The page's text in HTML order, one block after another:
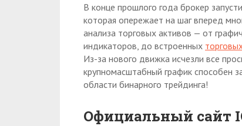
В конце прошлого года брокер
которая опережает на шаг вперед
анализа торговых активов — от
индикаторов, до встроенных
Из-за нового движка исчезли все
крупномасштабный график способен
области бинарного трейдинга!
Официальный сайт